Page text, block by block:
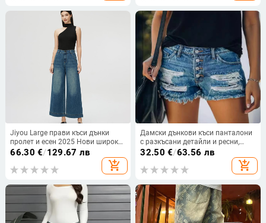
Jiyou Large прави къси дънки
пролет и есен 2025 Нови широки
ретро панталони с висока талия
66.30 €/129.67 лв
add_shopping_cart
Дамски дънкови къси панталони
с разкъсани детайли и ресни,
висока талия, прав силует,
средна плътност, 70-80% основна
материя
32.50 €/63.56 лв
add_shopping_cart